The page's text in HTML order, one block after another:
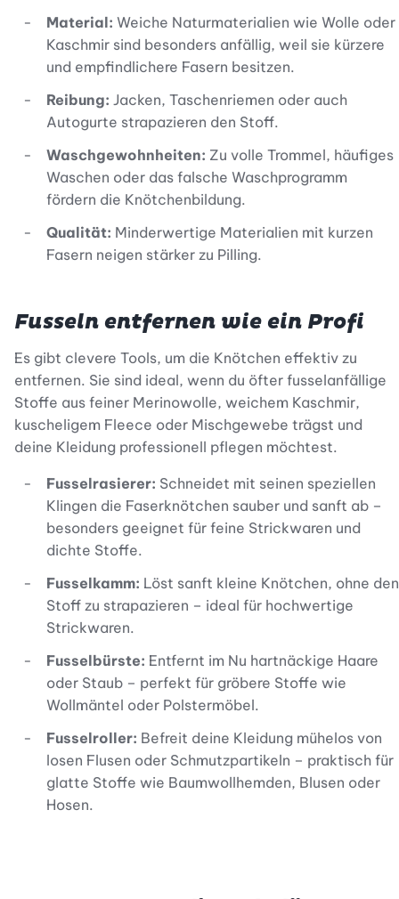
Material: Weiche Naturmaterialien wie Wolle oder
Kaschmir sind besonders anfällig, weil sie kürzere
und empfindlichere Fasern besitzen.
Reibung: Jacken, Taschenriemen oder auch
Autogurte strapazieren den Stoff.
Waschgewohnheiten: Zu volle Trommel, häufiges
Waschen oder das falsche Waschprogramm
fördern die Knötchenbildung.
Qualität: Minderwertige Materialien mit kurzen
Fasern neigen stärker zu Pilling.
Fusseln entfernen wie ein Profi
Es gibt clevere Tools, um die Knötchen effektiv zu
entfernen. Sie sind ideal, wenn du öfter fusselanfällige
Stoffe aus feiner Merinowolle, weichem Kaschmir,
kuscheligem Fleece oder Mischgewebe trägst und
deine Kleidung professionell pflegen möchtest.
Fusselrasierer: Schneidet mit seinen speziellen
Klingen die Faserknötchen sauber und sanft ab –
besonders geeignet für feine Strickwaren und
dichte Stoffe.
Fusselkamm: Löst sanft kleine Knötchen, ohne den
Stoff zu strapazieren – ideal für hochwertige
Strickwaren.
Fusselbürste: Entfernt im Nu hartnäckige Haare
oder Staub – perfekt für gröbere Stoffe wie
Wollmäntel oder Polstermöbel.
Fusselroller: Befreit deine Kleidung mühelos von
losen Flusen oder Schmutzpartikeln – praktisch für
glatte Stoffe wie Baumwollhemden, Blusen oder
Hosen.